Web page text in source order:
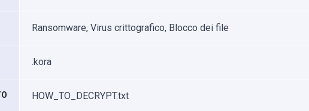
Ransomware, Virus crittografico, Blocco dei file
.kora
HOW_TO_DECRYPT.txt